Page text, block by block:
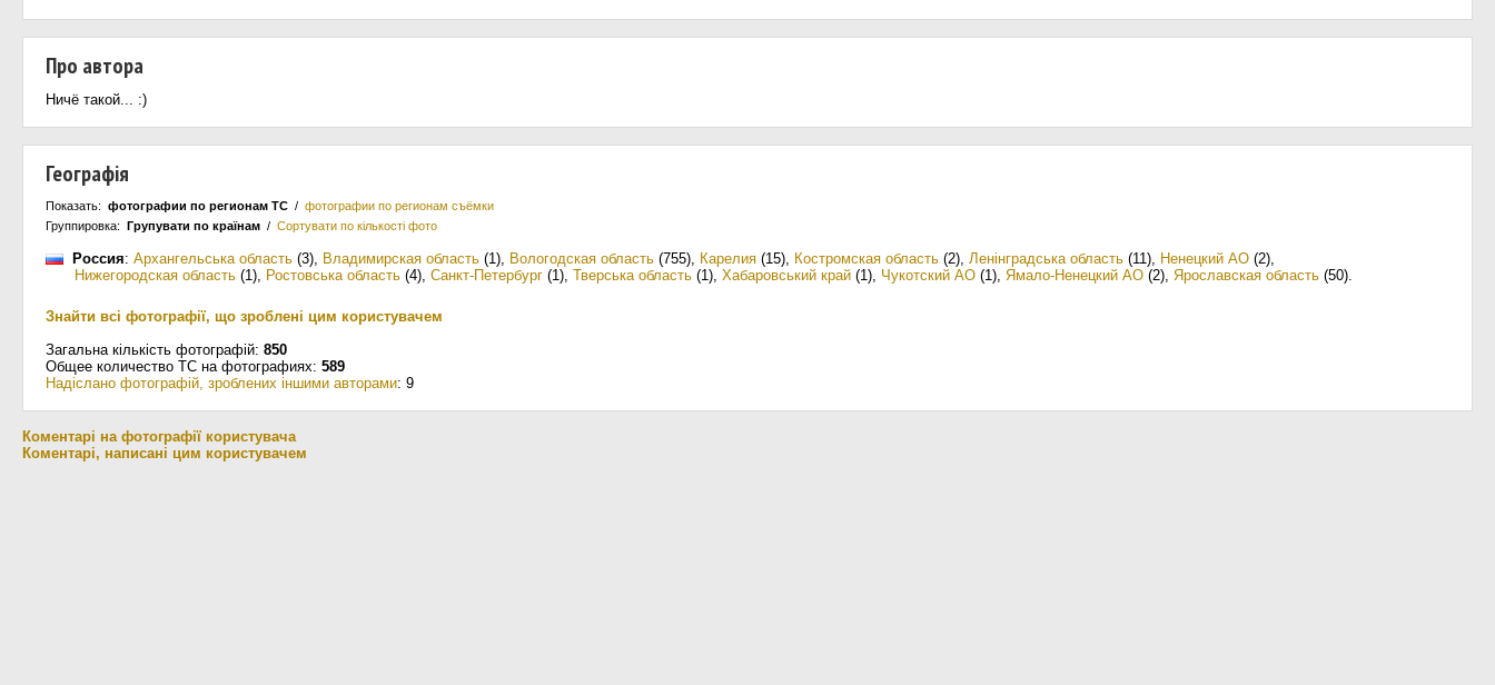
Про автора
Ничё такой... :)
Географія
Показать: фотографии по регионам ТС / фотографии по регионам съёмки
Группировка: Групувати по країнам / Сортувати по кількості фото
Россия: Архангельська область (3), Владимирская область (1), Вологодская область (755), Карелия (15), Костромская область (2), Ленінградська область (11), Ненецкий АО (2),
Нижегородская область (1), Ростовська область (4), Санкт-Петербург (1), Тверська область (1), Хабаровський край (1), Чукотский АО (1), Ямало-Ненецкий АО (2), Ярославская область (50).
Знайти всі фотографії, що зроблені цим користувачем
Загальна кількість фотографій: 850
Общее количество ТС на фотографиях: 589
Надіслано фотографій, зроблених іншими авторами: 9
Коментарі на фотографії користувача
Коментарі, написані цим користувачем